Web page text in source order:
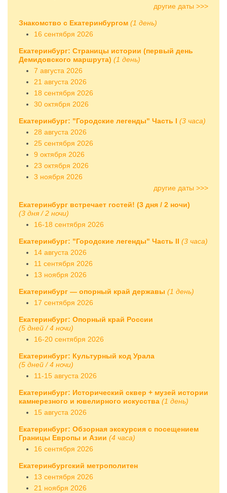
другие даты >>>
Знакомство с Екатеринбургом (1 день)
16 сентября 2026
Екатеринбург: Страницы истории (первый день
Демидовского маршрута) (1 день)
7 августа 2026
21 августа 2026
18 сентября 2026
30 октября 2026
Екатеринбург: "Городские легенды" Часть I (3 часа)
28 августа 2026
25 сентября 2026
9 октября 2026
23 октября 2026
3 ноября 2026
другие даты >>>
Екатеринбург встречает гостей! (3 дня / 2 ночи)
(3 дня / 2 ночи)
16-18 сентября 2026
Екатеринбург: "Городские легенды" Часть II (3 часа)
14 августа 2026
11 сентября 2026
13 ноября 2026
Екатеринбург — опорный край державы (1 день)
17 сентября 2026
Екатеринбург: Опорный край России
(5 дней / 4 ночи)
16-20 сентября 2026
Екатеринбург: Культурный код Урала
(5 дней / 4 ночи)
11-15 августа 2026
Екатеринбург: Исторический сквер + музей истории
камнерезного и ювелирного искусства (1 день)
15 августа 2026
Екатеринбург: Обзорная экскурсия с посещением
Границы Европы и Азии (4 часа)
16 сентября 2026
Екатеринбургский метрополитен
13 сентября 2026
21 ноября 2026